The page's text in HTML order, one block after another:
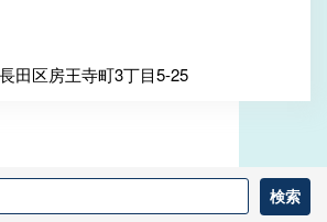
田区房王寺町3丁目5-25